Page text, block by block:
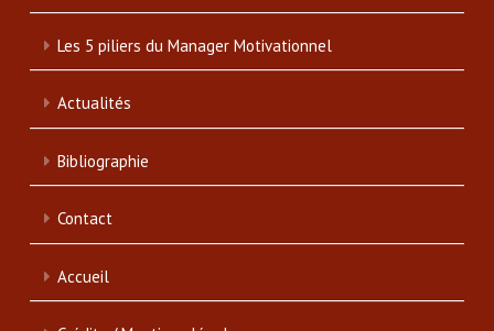
Les 5 piliers du Manager Motivationnel
Actualités
Bibliographie
Contact
Accueil